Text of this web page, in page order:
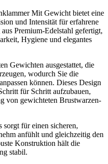
Mit Gewicht bietet eine
und Intensität für erfahrene
Premium-Edelstahl gefertigt,
Hygiene und elegantes
Gewichten ausgestattet, die
wodurch Sie die
können. Dieses Design
für Schritt aufzubauen,
von gewichteten Brustwarzen-
sorgt für einen sicheren,
anfühlt und gleichzeitig den
Konstruktion hält die
stabil.